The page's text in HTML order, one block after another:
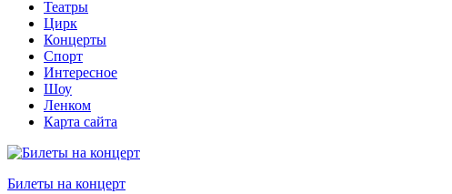
Театры
Цирк
Концерты
Спорт
Интересное
Шоу
Ленком
Карта сайта
Билеты на концерт